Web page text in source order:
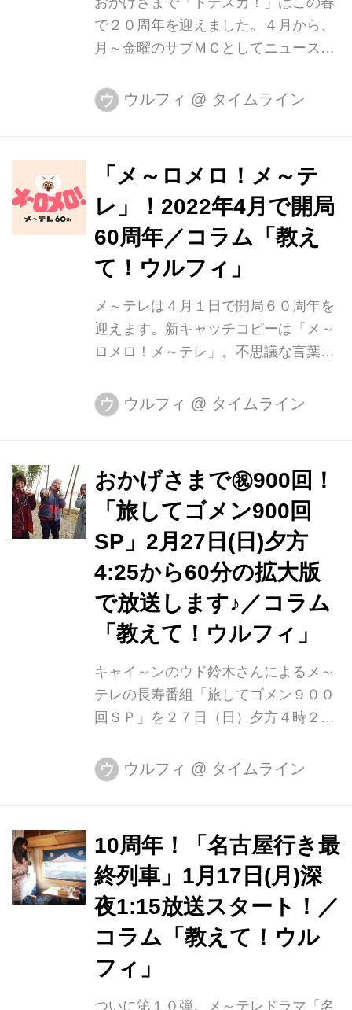
作られた脚...
で２０周年を迎えました。４月から、
月～金曜のサブＭＣとしてニュースを
番組の１分ほどのオープニングトーク
に対して、視聴者の方から「あなたの
を頂きました。普段、画面の向こう側
の皆さんの反応は見えないけれど、確
かに言葉を受け取ってくれる人がい
る。放送を通してつながれているんだ
と感じ、以来、自分らしく番組に向き
合えるようになった気がします。 今年
の「ドデスカ！」のテーマは「地元の
すべてに、会いに行く。」です。これ
まで以上に皆さんに会いに行きます。
えて下さい。ド...
ウ ウルフィ @ タイムライン
「メ～ロメロ！メ～テ
レ」！2022年4月で開局
60周年／コラム「教え
て！ウルフィ」
メ～テレは４月１日で開局６０周年を
迎えます。新キャッチコピーは「メ～
ロメロ！メ～テレ」。不思議な言葉と
ッと笑った方もいらっしゃるのではな
いでしょうか。地元が好き過ぎる、メ
元愛あふれる言葉です。ブランドロゴ
も新しいものに変更、ウルフィもイメ
ージチェンジしました。 ６０周年のテ
ーマソングを担当していただくのは地
元出身のアーティスト、ソナーポケッ
ト。朝の情報番組「ドデスカ！」のテ
ーマ曲にもなっているので、お聞きに
なった方もいるかもしれません。その
「ドデスカ！」も、おかげ様で番組ス
タートから２０年の節目の年なんで
す。 名古屋・栄...
ウ ウルフィ @ タイムライン
おかげさまで㊗900回！
「旅してゴメン900回
SP」2月27日(日)夕方
4:25から60分の拡大版
で放送します♪／コラム
「教えて！ウルフィ」
キャイ～ンのウド鈴木さんによるメ～
テレの長寿番組「旅してゴメン９００
回ＳＰ」を２７日（日）夕方４時２５
内健さん、岡田結実さんをゲストに迎
え、市制４０周年を迎える岐阜県可児
した。 「旅ゴメ」は旅先のみなさんと
ウドさんの飾らないやりとりが魅力。
コロナ禍なのであらかじめ行き先を決
めて伺うスタイルですが、最低限の情
報しか持たずに撮影をするため、見守
る僕らも「行き当たりばったり旅」を
楽しむことができます。 今回のＳＰで
ウ ウルフィ @ タイムライン
10周年！「名古屋行き最
終列車」1月17日(月)深
夜1:15放送スタート！／
コラム「教えて！ウル
フィ」
ついに第１０弾。メ～テレドラマ「名